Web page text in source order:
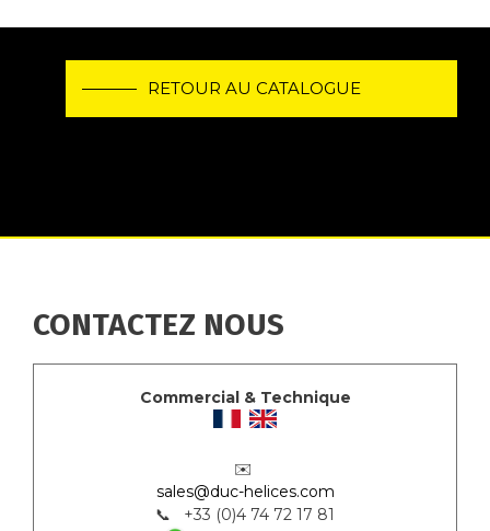
RETOUR AU CATALOGUE
CONTACTEZ NOUS
Commercial & Technique
✉️
sales@duc-helices.com
📞 +33 (0)4 74 72 17 81